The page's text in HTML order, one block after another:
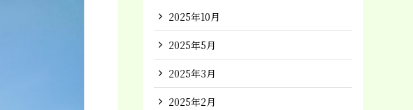
2025年10月
2025年5月
2025年3月
2025年2月